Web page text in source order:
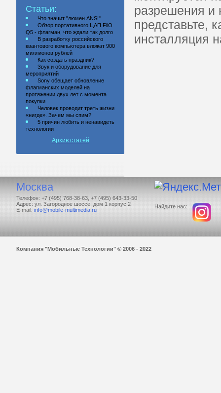
Статьи:
Что значит "люмен ANSI"
Обзор портативного ЦАП FiiO
Q5 - флагман, что ждали так долго
В разработку российского
квантового компьютера вложат 900
миллионов рублей
Как создать праздник?
Звук и оборудование для
мероприятий
Sony обещает обновление
флагманских моделей на
протяжении двух лет с момента
покупки
Человек проводит треть жизни
«нигде». Зачем мы спим?
5 причин любить и ненавидеть
технологии
Архив статей
разрешения и
представьте,
инсталляция
Москва
Телефон: +7 (495) 768-38-63, +7 (495) 643-33-50
Адрес: ул. Загородное шоссе, дом 1 корпус 2
E-mail: info@mobile-multimedia.ru
Найдите нас:
Компания "Мобильные Технологии" © 2006 - 2022